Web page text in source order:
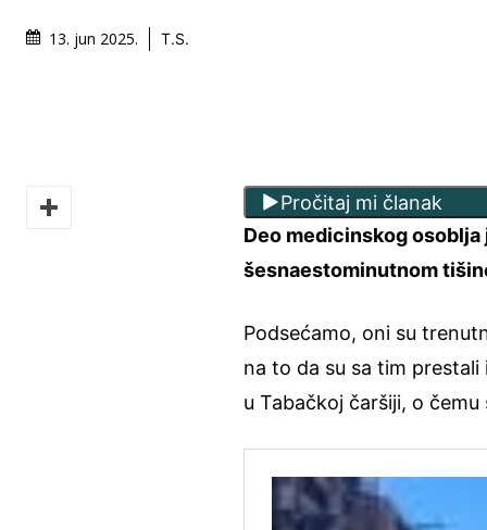
13. jun 2025. T.S.
Pročitaj mi članak
Deo medicinskog
šesnaestominutnom
Podsećamo, oni su
na to da su sa tim
u Tabačkoj čaršiji, o